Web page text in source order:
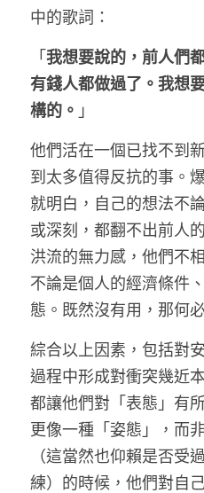
中的歌詞：
「 我想要說的，前人們
有錢人都做過了。我想
構的。 」
他們活在一個已找不到
到太多值得反抗的事。
就明白，自己的想法不
或深刻，都翻不出前人
洪流的無力感，他們不
不論是個人的經濟條件
態。既然沒有用，那何
綜合以上因素，包括對
過程中形成對衝突幾近
都讓他們對「表態」有
更像一種「姿態」，而
（這當然也仰賴是否受
練）的時候，他們對自